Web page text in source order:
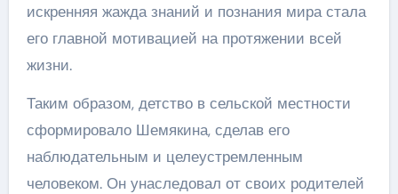
искренняя жажда знаний и познания мира стала
его главной мотивацией на протяжении всей
жизни.
Таким образом, детство в сельской местности
сформировало Шемякина, сделав его
наблюдательным и целеустремленным
человеком. Он унаследовал от своих родителей